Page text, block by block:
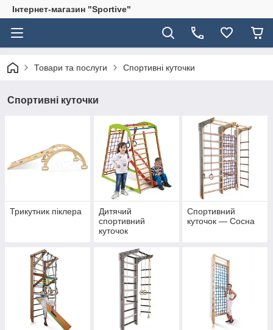
Інтернет-магазин "Sportive"
Товари та послуги Спортивні куточки
Спортивні куточки
Трикутник піклера
Дитячий
спортивний
куточок
Спортивний
куточок — Сосна